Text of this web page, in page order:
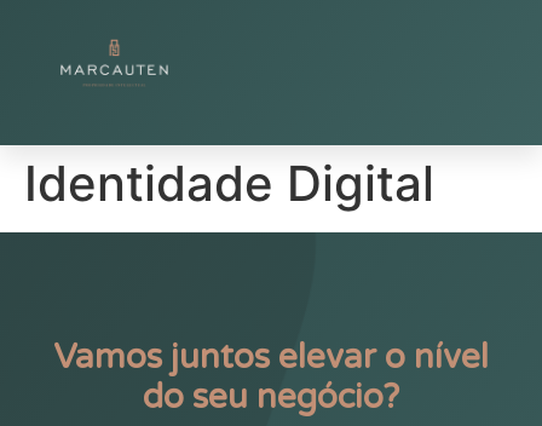
Identidade Digital
Vamos juntos elevar o nível
do seu negócio?